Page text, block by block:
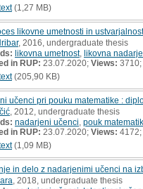
(1,27 MB)
likovne umetnosti in
, 2016, undergraduate thesis
likovna umetnost, likovna
in RUP: 23.07.2020; Views: 3710;
(205,90 KB)
učenci pri pouku matematike :
, 2012, undergraduate thesis
nadarjeni učenci pouk
in RUP: 23.07.2020; Views: 4172;
(1,09 MB)
in delo z nadarjenimi učenci na
, 2018, undergraduate thesis